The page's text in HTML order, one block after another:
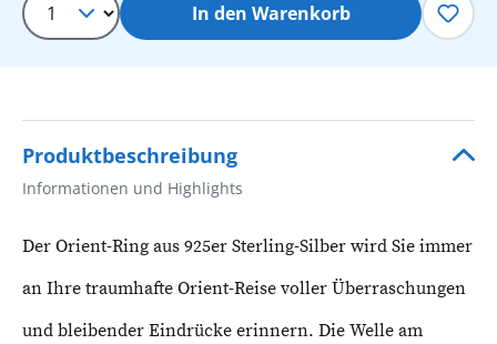
In den Warenkorb
Produktbeschreibung
Informationen und Highlights
Der Orient-Ring aus 925er Sterling-Silber wird Sie immer
an Ihre traumhafte Orient-Reise voller Überraschungen
und bleibender Eindrücke erinnern. Die Welle am